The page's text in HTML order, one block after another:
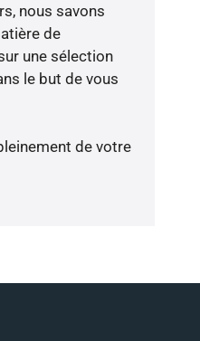
nous savons
de
une sélection
le but de vous
de votre